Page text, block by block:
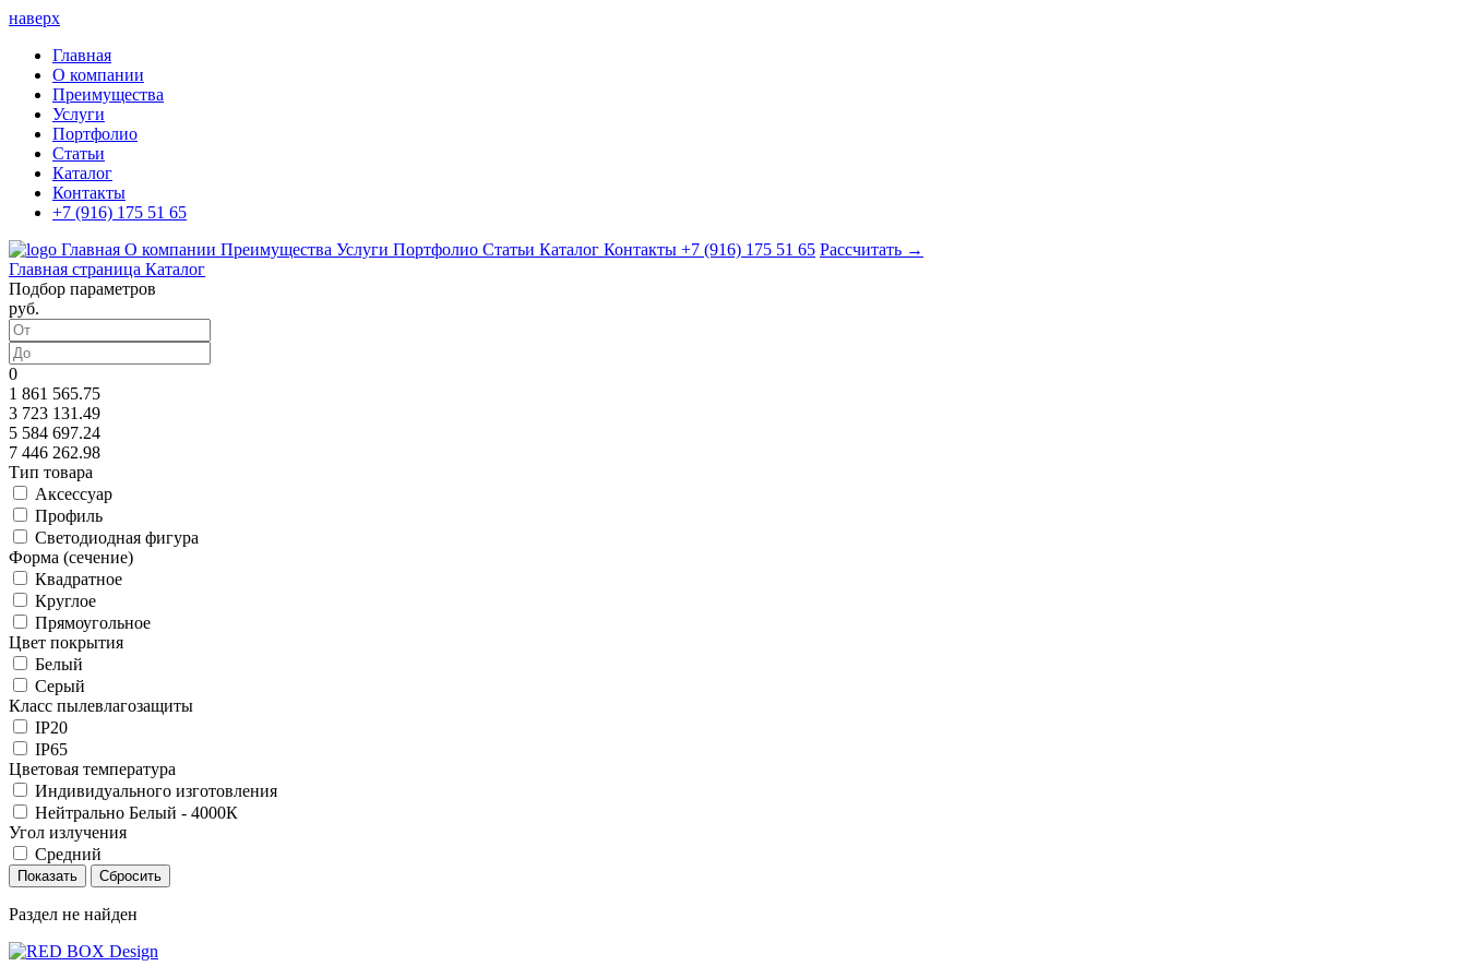
наверх
Главная
О компании
Преимущества
Услуги
Портфолио
Статьи
Каталог
Контакты
+7 (916) 175 51 65
Главная О компании Преимущества Услуги Портфолио Статьи Каталог Контакты +7 (916) 175 51 65 Рассчитать →
Главная страница Каталог
Подбор параметров
руб.
0
1 861 565.75
3 723 131.49
5 584 697.24
7 446 262.98
Тип товара
Аксессуар
Профиль
Светодиодная фигура
Форма (сечение)
Квадратное
Круглое
Прямоугольное
Цвет покрытия
Белый
Серый
Класс пылевлагозащиты
IP20
IP65
Цветовая температура
Индивидуального изготовления
Нейтрально Белый - 4000К
Угол излучения
Средний
Раздел не найден